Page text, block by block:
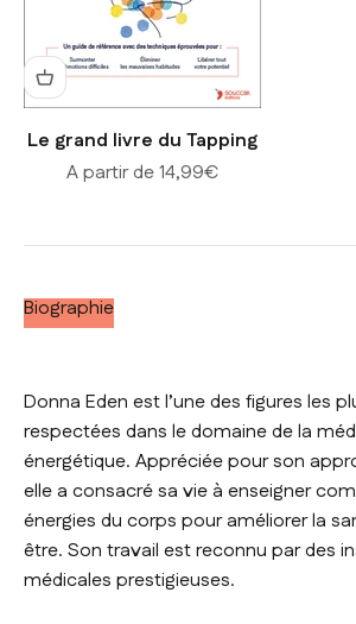
Le grand livre du Tapping
Prix de vente
A partir de 14,99€
Biographie
Donna Eden est l’une des figures les
respectées dans le domaine de la
énergétique. Appréciée pour son
elle a consacré sa vie à enseigner
énergies du corps pour améliorer la
être. Son travail est reconnu par des
médicales prestigieuses.